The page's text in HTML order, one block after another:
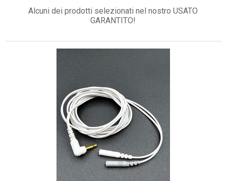
Alcuni dei prodotti selezionati nel nostro USATO
GARANTITO!